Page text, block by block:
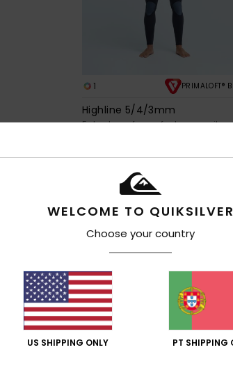
1 PRIMALOFT®
Highline 5/4/3mm
Fato de surf com fecho no peito
370,00 €
WELCOME TO QUIKSILVER
Choose your country
US SHIPPING ONLY PT SHIPPING